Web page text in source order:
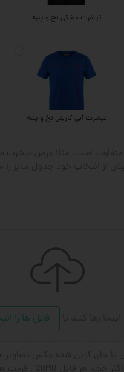
تیشرت مشکی نخ و پنبه
تیشرت آبی کاربنی نخ و پنبه
فایل ها را